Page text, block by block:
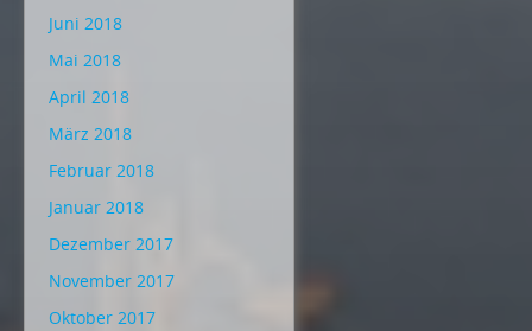
Juni 2018
Mai 2018
April 2018
März 2018
Februar 2018
Januar 2018
Dezember 2017
November 2017
Oktober 2017